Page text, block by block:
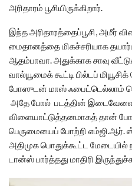
அரிதாரம் பூசியிருக்கிறார்.
இந்த அரிதாரத்தைப்பூசி, அமீர்
மைதானத்தை மிகச்சரியாக
ஆதம்பாவா. அதுக்காக சாவு
வால்யூமைக் கூட்டி பில்டப்
போஸுடன் மாஸ் ஃபைட்டெல்லாம்
அதே போல் படத்தின்
விளையாட்டுத்தனமாகத் தான்
பெருமையைப் போற்றி எம்ஜி.ஆர்.
அதிமுக பொதுக்கூட்ட
டான்ஸ் பார்த்தது மாதிரி